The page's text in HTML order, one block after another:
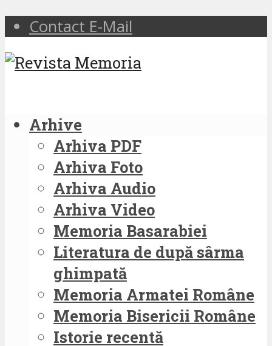
Contact E-Mail
Arhive
Arhiva PDF
Arhiva Foto
Arhiva Audio
Arhiva Video
Memoria Basarabiei
Literatura de după sârma
ghimpată
Memoria Armatei Române
Memoria Bisericii Române
Istorie recentă